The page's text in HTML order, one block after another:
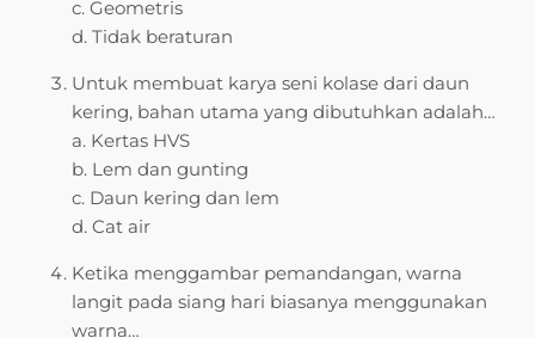
c. Geometris
d. Tidak beraturan
Untuk membuat karya seni kolase dari daun
kering, bahan utama yang dibutuhkan adalah…
a. Kertas HVS
b. Lem dan gunting
c. Daun kering dan lem
d. Cat air
Ketika menggambar pemandangan, warna
langit pada siang hari biasanya menggunakan
warna…